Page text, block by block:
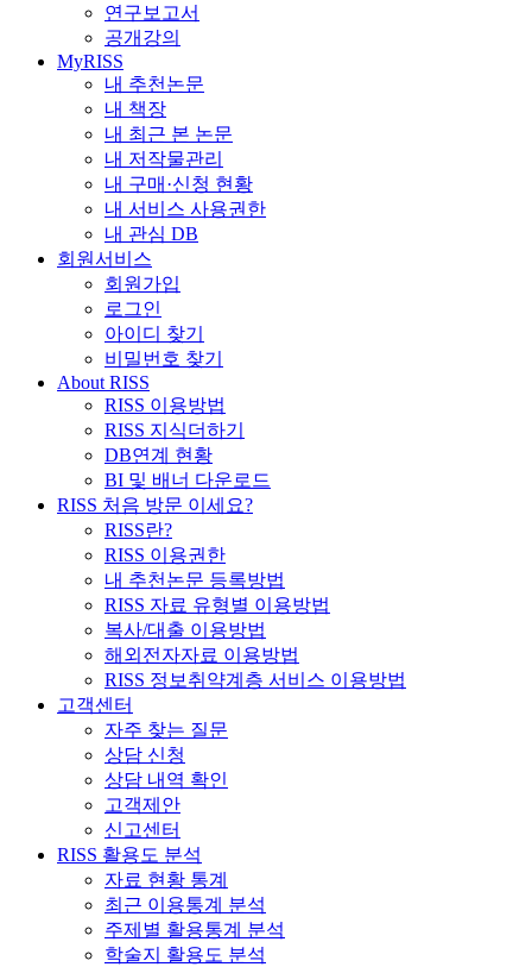
연구보고서
공개강의
MyRISS
내 추천논문
내 책장
내 최근 본 논문
내 저작물관리
내 구매·신청 현황
내 서비스 사용권한
내 관심 DB
회원서비스
회원가입
로그인
아이디 찾기
비밀번호 찾기
About RISS
RISS 이용방법
RISS 지식더하기
DB연계 현황
BI 및 배너 다운로드
RISS 처음 방문 이세요?
RISS란?
RISS 이용권한
내 추천논문 등록방법
RISS 자료 유형별 이용방법
복사/대출 이용방법
해외전자자료 이용방법
RISS 정보취약계층 서비스 이용방법
고객센터
자주 찾는 질문
상담 신청
상담 내역 확인
고객제안
신고센터
RISS 활용도 분석
자료 현황 통계
최근 이용통계 분석
주제별 활용통계 분석
학술지 활용도 분석